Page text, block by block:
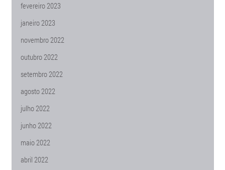
fevereiro 2023
janeiro 2023
novembro 2022
outubro 2022
setembro 2022
agosto 2022
julho 2022
junho 2022
maio 2022
abril 2022